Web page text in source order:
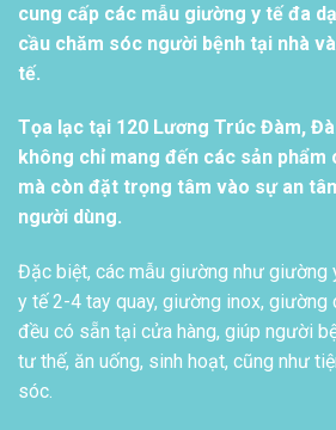
cung cấp các mẫu giường y tế đa
cầu chăm sóc người bệnh tại nhà
tế.
Tọa lạc tại 120 Lương Trúc Đàm,
không chỉ mang đến các sản
mà còn đặt trọng tâm vào sự an
người dùng.
Đặc biệt, các mẫu giường như giường
y tế 2-4 tay quay, giường inox, giường
đều có sẵn tại cửa hàng, giúp người
tư thế, ăn uống, sinh hoạt, cũng như
sóc.